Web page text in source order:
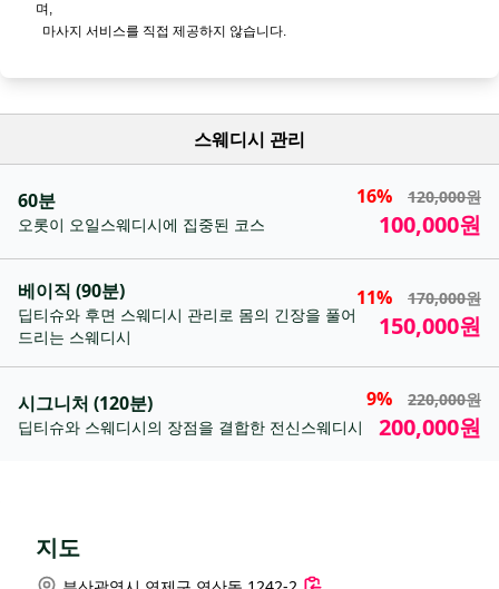
며,
마사지 서비스를 직접 제공하지 않습니다.
스웨디시 관리
60분
오롯이 오일스웨디시에 집중된 코스
16% 120,000원
100,000원
베이직 (90분)
딥티슈와 후면 스웨디시 관리로 몸의 긴장을 풀어
드리는 스웨디시
11% 170,000원
150,000원
시그니처 (120분)
딥티슈와 스웨디시의 장점을 결합한 전신스웨디시
9% 220,000원
200,000원
지도